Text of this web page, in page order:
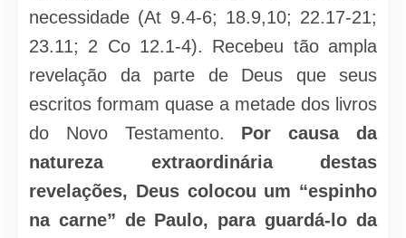
necessidade (At 9.4-6; 18.9,10; 22.17-21;
23.11; 2 Co 12.1-4). Recebeu tão ampla
revelação da parte de Deus que seus
escritos formam quase a metade dos livros
do Novo Testamento. Por causa da
natureza extraordinária destas
revelações, Deus colocou um “espinho
na carne” de Paulo, para guardá-lo da